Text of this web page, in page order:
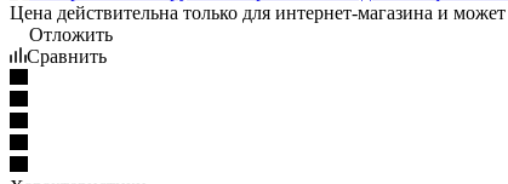
Цена действительна только для интернет-магазина и
Отложить
Сравнить